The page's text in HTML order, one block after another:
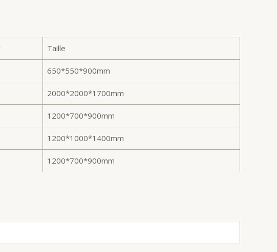
Taille
650*550*900mm
2000*2000*1700mm
1200*700*900mm
1200*1000*1400mm
1200*700*900mm